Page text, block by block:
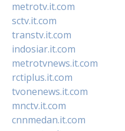
metrotv.it.com
sctv.it.com
transtv.it.com
indosiar.it.com
metrotvnews.it.com
rctiplus.it.com
tvonenews.it.com
mnctv.it.com
cnnmedan.it.com